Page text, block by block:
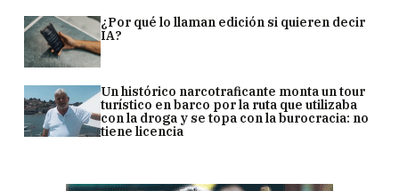
¿Por qué lo llaman edición si quieren decir
IA?
Un histórico narcotraficante monta un tour
turístico en barco por la ruta que utilizaba
con la droga y se topa con la burocracia: no
tiene licencia